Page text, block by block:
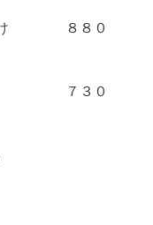
かけ ８８０
７３０